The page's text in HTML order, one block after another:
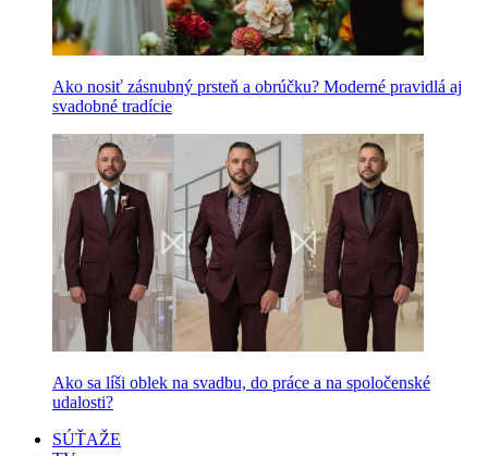
Ako nosiť zásnubný prsteň a obrúčku? Moderné pravidlá aj
svadobné tradície
Ako sa líši oblek na svadbu, do práce a na spoločenské
udalosti?
SÚŤAŽE